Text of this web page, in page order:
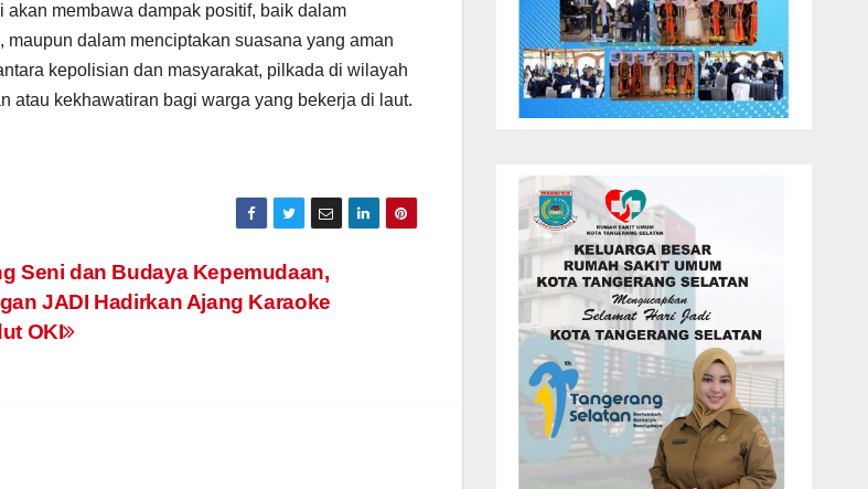
membawa dampak positif, baik dalam
dalam menciptakan suasana yang aman
kepolisian dan masyarakat, pilkada di wilayah
atau kekhawatiran bagi warga yang bekerja di laut.
Seni dan Budaya Kepemudaan,
JADI Hadirkan Ajang Karaoke
OKI